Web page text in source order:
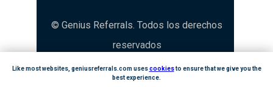
© Genius Referrals. Todos los derechos
reservados
Like most websites, geniusreferrals.com usescookiesto ensure that we give you the
best experience.